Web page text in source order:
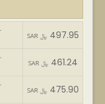
SAR ﷼ 497.95
SAR ﷼ 461.24
SAR ﷼ 475.90